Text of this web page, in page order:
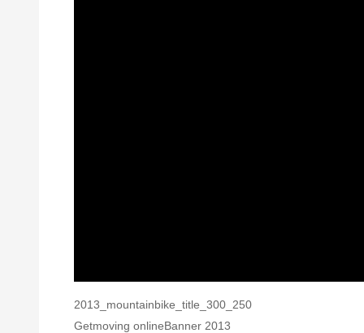
2013_mountainbike_title_300_250
Getmoving onlineBanner 2013